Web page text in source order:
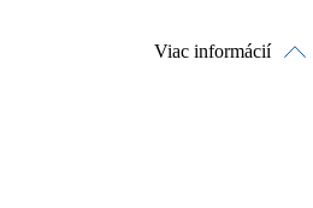
Viac informácií